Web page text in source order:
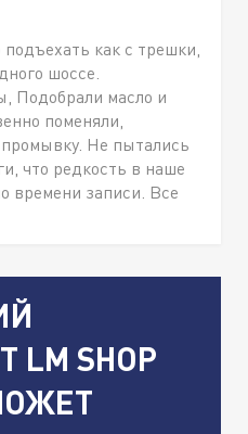
как с трешки,
шоссе.
Подобрали масло и
поменяли,
Не пытались
что редкость в наше
времени записи. Все
SHOP